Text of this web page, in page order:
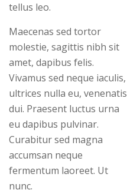
tellus leo.
Maecenas sed tortor
molestie, sagittis nibh sit
amet, dapibus felis.
Vivamus sed neque iaculis,
ultrices nulla eu, venenatis
dui. Praesent luctus urna
eu dapibus pulvinar.
Curabitur sed magna
accumsan neque
fermentum laoreet. Ut
nunc.